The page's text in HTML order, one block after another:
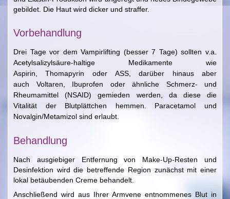
gebildet. Die Haut wird dicker und straffer.
Vorbehandlung
Drei Tage vor dem Vampirlifting (besser 7 Tage) sollten v.a.
Acetylsalizylsäure-haltige Medikamente wie
Aspirin, Thomapyrin oder ASS, darüber hinaus aber
auch Voltaren, Ibuprofen oder ähnliche Schmerz- und
Rheumamittel (NSAID) gemieden werden, da diese die
Vitalität der Blutplättchen hemmen. Paracetamol und
Novalgin/Metamizol sind erlaubt.
Behandlung
Nach ausgiebiger Entfernung von Make-Up-Resten und
Desinfektion wird die betreffende Region zunächst mit einer
lokal betäubenden Creme behandelt.
Anschließend wird aus Ihrer Armvene entnommenes Blut in